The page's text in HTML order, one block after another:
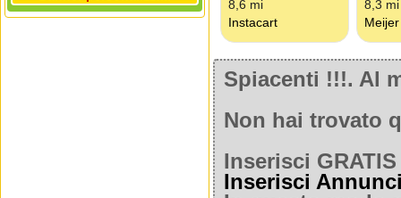
Spiacenti !!!. Al
Non hai trovato
Inserisci
Inserisci